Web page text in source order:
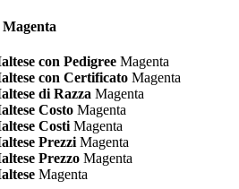
con Pedigree Magenta
con Certificato Magenta
di Razza Magenta
Costo Magenta
Costi Magenta
Prezzi Magenta
Prezzo Magenta
Magenta